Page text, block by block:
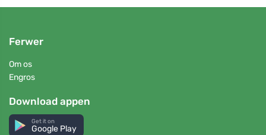
Ferwer
Om os
Engros
Download appen
Get it on
Google Play